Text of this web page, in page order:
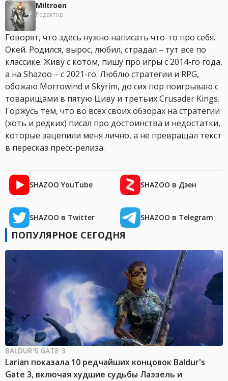
Miltroen
Редактор
Говорят, что здесь нужно написать что-то про себя.
Окей. Родился, вырос, любил, страдал – тут все по
классике. Живу с котом, пишу про игры с 2014-го года,
а на Shazoo – с 2021-го. Люблю стратегии и RPG,
обожаю Morrowind и Skyrim, до сих пор поигрываю с
товарищами в пятую Циву и третьих Crusader Kings.
Горжусь тем, что во всех своих обзорах на стратегии
(хоть и редких) писал про достоинства и недостатки,
которые зацепили меня лично, а не превращал текст
в пересказ пресс-релиза.
SHAZOO YouTube SHAZOO в Дзен
SHAZOO в Twitter SHAZOO в Telegram
ПОПУЛЯРНОЕ СЕГОДНЯ
BALDUR'S GATE 3
Larian показала 10 редчайших концовок Baldur's
Gate 3, включая худшие судьбы Лаэзель и